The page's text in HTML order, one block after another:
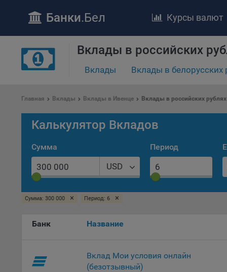
Банки.Бел Курсы валют
Вклады в российских
Вклады Вклады в белорусских
Главная Вклады Вклады в Ивенце Вклады в российских
Калькулятор Вкладов
Сумма
USD
Период
Сумма: 300 000 × Период: 6 ×
Банк Название
Вклад Мои условия онлайн
(безотзывный)